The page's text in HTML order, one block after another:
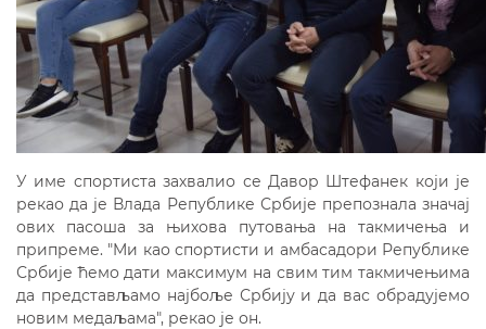
У име спортиста захвалио се Давор Штефанек коjи jе
рекао да jе Влада Републике Србиjе препознала значаj
ових пасоша за њихова путовања на такмичења и
припреме. "Mи као спортисти и амбасадори Републике
Србиjе ћемо дати максимум на свим тим такмичењима
да представљамо наjбоље Србиjу и да вас обрадуjемо
новим медаљама", рекао jе он.